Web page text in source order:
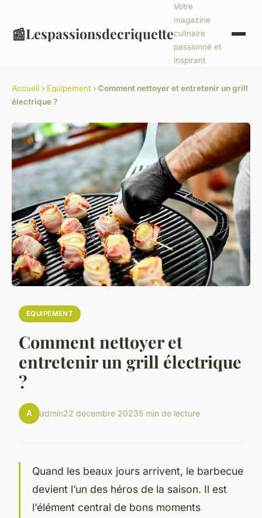
📰Lespassionsdecriquette
Votre
magazine
culinaire
passionné et
inspirant
Accueil › Equipement › Comment nettoyer et entretenir un grill
électrique ?
EQUIPEMENT
Comment nettoyer et
entretenir un grill électrique
?
A admin22 décembre 20235 min de lecture
Quand les beaux jours arrivent, le barbecue
devient l’un des héros de la saison. Il est
l’élément central de bons moments